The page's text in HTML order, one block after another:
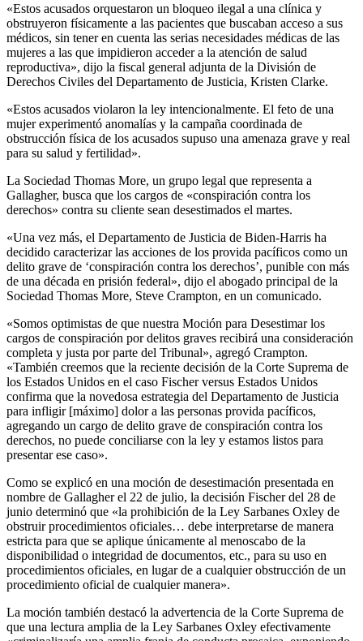
«Estos acusados ​​orquestaron un bloqueo ilegal a una clínica y
obstruyeron físicamente a las pacientes que buscaban acceso a sus
médicos, sin tener en cuenta las serias necesidades médicas de las
mujeres a las que impidieron acceder a la atención de salud
reproductiva», dijo la fiscal general adjunta de la División de
Derechos Civiles del Departamento de Justicia, Kristen Clarke.
«Estos acusados ​​violaron la ley intencionalmente. El feto de una
mujer experimentó anomalías y la campaña coordinada de
obstrucción física de los acusados ​​​​supuso una amenaza grave y real
para su salud y fertilidad».
La Sociedad Thomas More, un grupo legal que representa a
Gallagher, busca que los cargos de «conspiración contra los
derechos» contra su cliente sean desestimados el martes.
«Una vez más, el Departamento de Justicia de Biden-Harris ha
decidido caracterizar las acciones de los provida pacíficos como un
delito grave de ‘conspiración contra los derechos’, punible con más
de una década en prisión federal», dijo el abogado principal de la
Sociedad Thomas More, Steve Crampton, en un comunicado.
«Somos optimistas de que nuestra Moción para Desestimar los
cargos de conspiración por delitos graves recibirá una consideración
completa y justa por parte del Tribunal», agregó Crampton.
«También creemos que la reciente decisión de la Corte Suprema de
los Estados Unidos en el caso Fischer versus Estados Unidos
confirma que la novedosa estrategia del Departamento de Justicia
para infligir [máximo] dolor a las personas provida pacíficos,
agregando un cargo de delito grave de conspiración contra los
derechos, no puede conciliarse con la ley y estamos listos para
presentar ese caso».
Como se explicó en una moción de desestimación presentada en
nombre de Gallagher el 22 de julio, la decisión Fischer del 28 de
junio determinó que «la prohibición de la Ley Sarbanes Oxley de
obstruir procedimientos oficiales… debe interpretarse de manera
estricta para que se aplique únicamente al menoscabo de la
disponibilidad o integridad de documentos, etc., para su uso en
procedimientos oficiales, en lugar de a cualquier obstrucción de un
procedimiento oficial de cualquier manera».
La moción también destacó la advertencia de la Corte Suprema de
que una lectura amplia de la Ley Sarbanes Oxley efectivamente